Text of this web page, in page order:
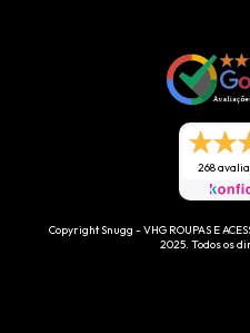
268
Copyright Snugg - VHG ROUPAS E
2025. Todos os